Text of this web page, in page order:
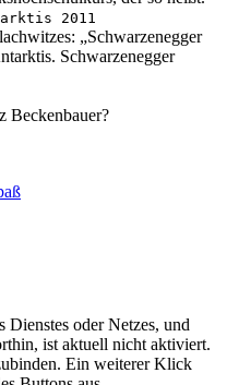
2011
„Schwarzenegger
Schwarzenegger
Beckenbauer?